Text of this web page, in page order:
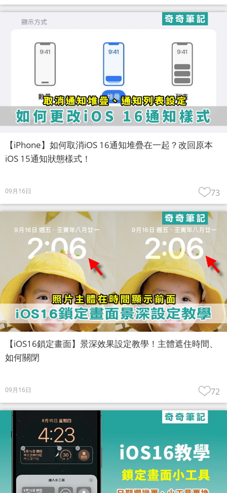
【iPhone】如何取消iOS 16通知堆疊在一起？改回原本
iOS 15通知狀態樣式！
09月16日 73
【iOS16鎖定畫面】景深效果設定教學！主體遮住時間、
如何關閉
09月16日 72